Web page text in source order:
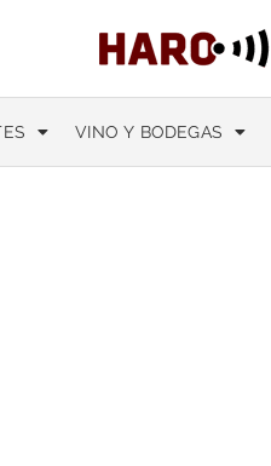
VINO Y BODEGAS